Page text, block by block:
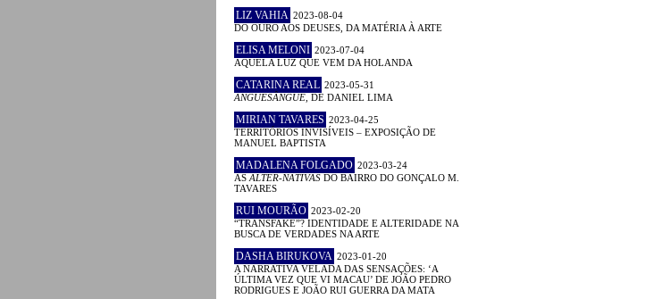
LIZ VAHIA 2023-08-04
DO OURO AOS DEUSES, DA MATÉRIA À ARTE
ELISA MELONI 2023-07-04
AQUELA LUZ QUE VEM DA HOLANDA
CATARINA REAL 2023-05-31
ANGUESÂNGUE , DE DANIEL LIMA
MIRIAN TAVARES 2023-04-25
TERRITÓRIOS INVISÍVEIS – EXPOSIÇÃO DE
MANUEL BAPTISTA
MADALENA FOLGADO 2023-03-24
AS ALTER-NATIVAS DO BAIRRO DO GONÇALO M.
TAVARES
RUI MOURÃO 2023-02-20
“TRANSFAKE”? IDENTIDADE E ALTERIDADE NA
BUSCA DE VERDADES NA ARTE
DASHA BIRUKOVA 2023-01-20
A NARRATIVA VELADA DAS SENSAÇÕES: ‘A
ÚLTIMA VEZ QUE VI MACAU’ DE JOÃO PEDRO
RODRIGUES E JOÃO RUI GUERRA DA MATA